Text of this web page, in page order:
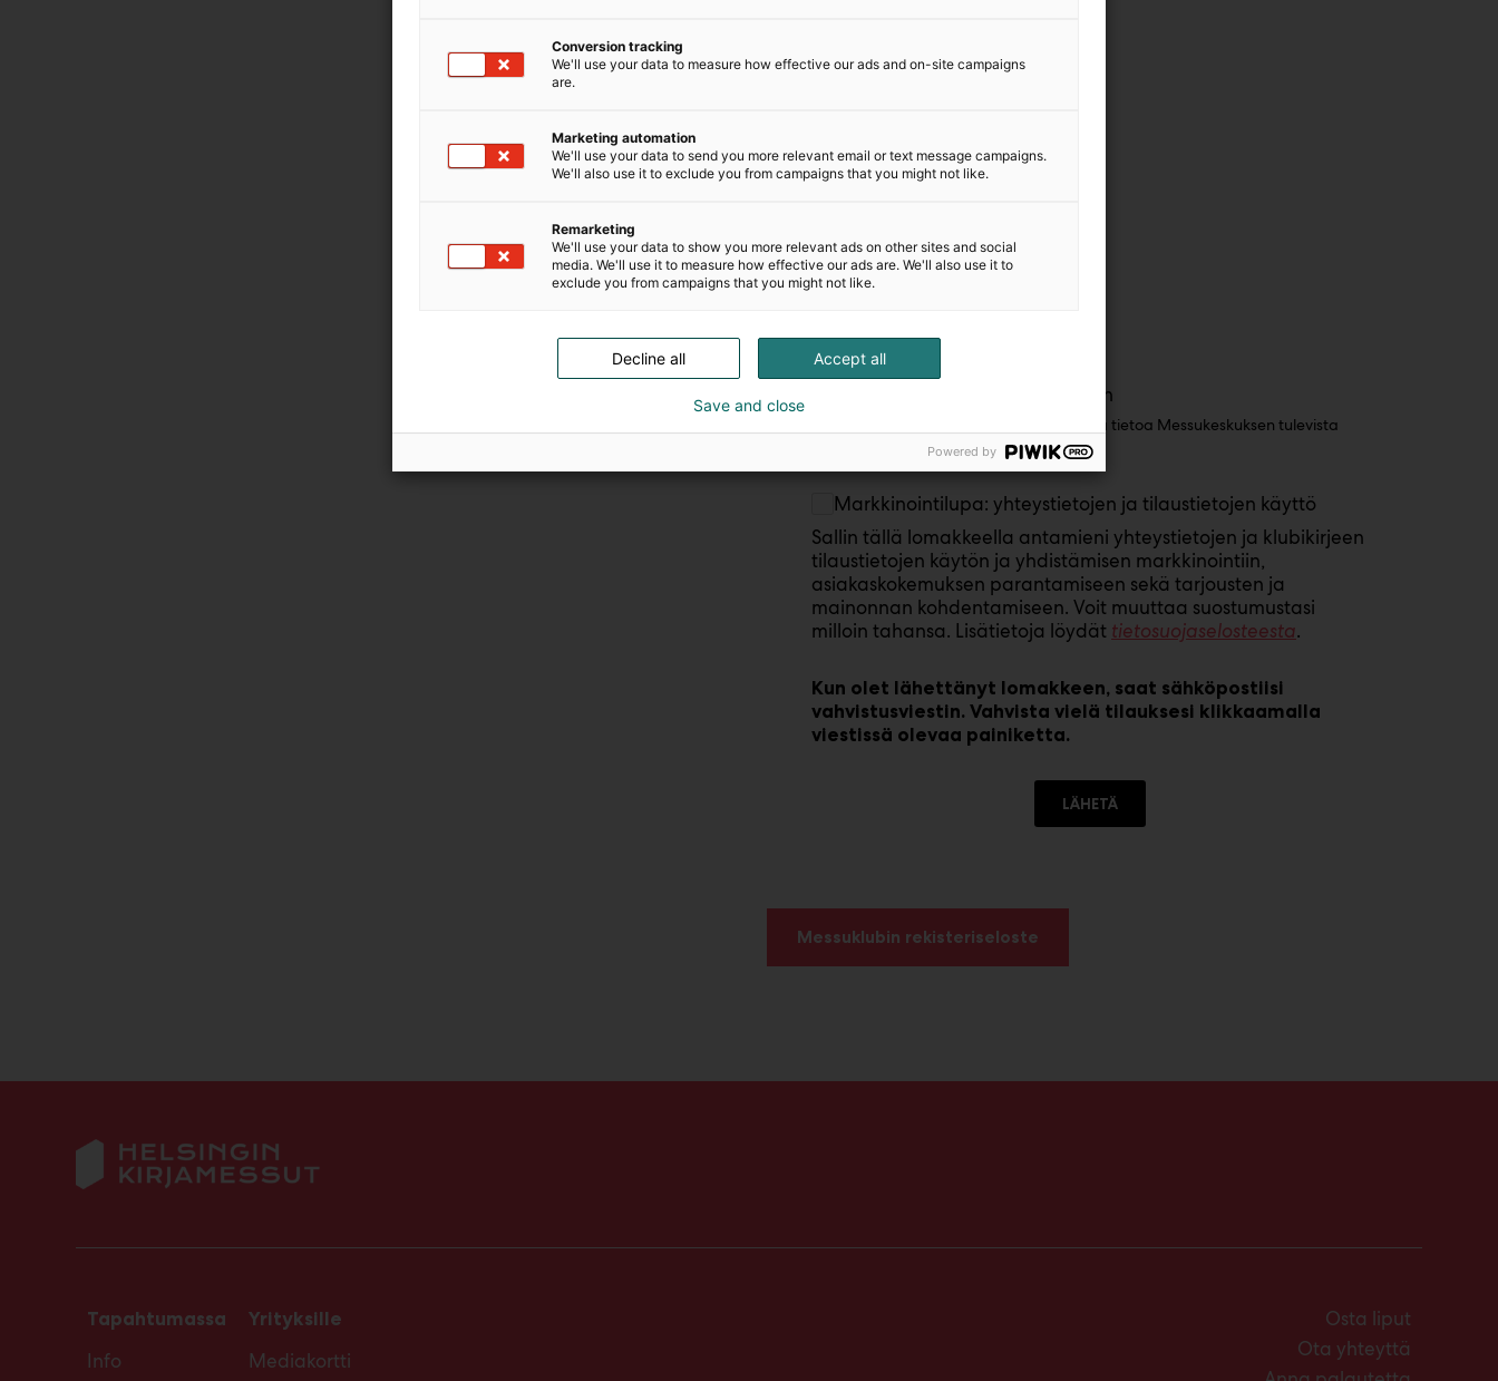
Helsingin Kirjamessut
Lapsimessut
Matka
MP-Moottoripyörämessut
Vene Båt
Tilaan Messukeskus-uutiskirjeen
Noin neljä kertaa vuodessa ajankohtaista tietoa Messukeskuksen tulevista
tapahtumista, uutisista ja eduista.
Markkinointilupa: yhteystietojen ja tilaustietojen käyttö
Sallin tällä lomakkeella antamieni yhteystietojen ja klubikirjeen
tilaustietojen käytön ja yhdistämisen markkinointiin,
asiakaskokemuksen parantamiseen sekä tarjousten ja
mainonnan kohdentamiseen. Voit muuttaa suostumustasi
milloin tahansa. Lisätietoja löydät tietosuojaselosteesta.
Kun olet lähettänyt lomakkeen, saat sähköpostiisi
vahvistusviestin. Vahvista vielä tilauksesi klikkaamalla
viestissä olevaa painiketta.
LÄHETÄ
Messuklubin rekisteriseloste
Tapahtumassa
Info
Yrityksille
Mediakortti
Osta liput
Ota yhteyttä
Conversion tracking
We'll use your data to measure how effective our ads and on-site campaigns
are.
Marketing automation
We'll use your data to send you more relevant email or text message campaigns.
We'll also use it to exclude you from campaigns that you might not like.
Remarketing
We'll use your data to show you more relevant ads on other sites and social
media. We'll use it to measure how effective our ads are. We'll also use it to
exclude you from campaigns that you might not like.
Accept all
Decline all
Save and close
Powered by